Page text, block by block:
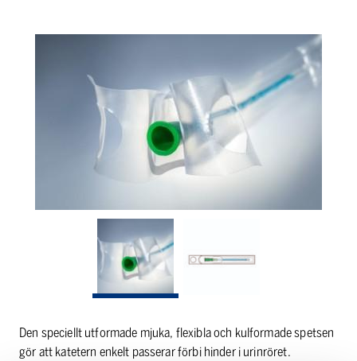
Den speciellt utformade mjuka, flexibla och kulformade spetsen
gör att katetern enkelt passerar förbi hinder i urinröret.